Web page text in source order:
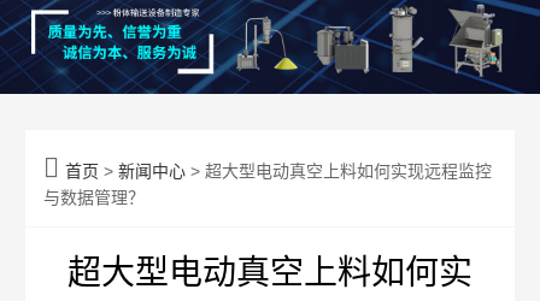
 首页 >新闻中心 > 超大型电动真空上料如何实现远程监控
与数据管理？
超大型电动真空上料如何实